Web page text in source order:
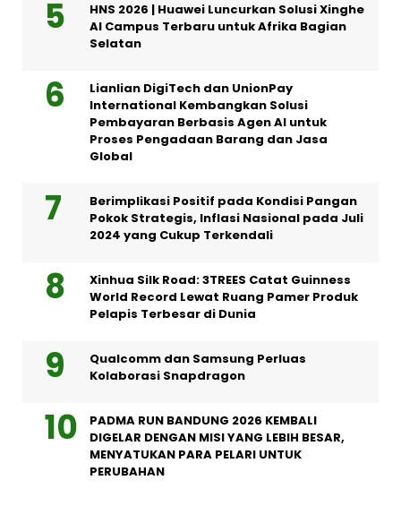
HNS 2026 | Huawei Luncurkan Solusi Xinghe
AI Campus Terbaru untuk Afrika Bagian
Selatan
Lianlian DigiTech dan UnionPay
International Kembangkan Solusi
Pembayaran Berbasis Agen AI untuk
Proses Pengadaan Barang dan Jasa
Global
Berimplikasi Positif pada Kondisi Pangan
Pokok Strategis, Inflasi Nasional pada Juli
2024 yang Cukup Terkendali
Xinhua Silk Road: 3TREES Catat Guinness
World Record Lewat Ruang Pamer Produk
Pelapis Terbesar di Dunia
Qualcomm dan Samsung Perluas
Kolaborasi Snapdragon
PADMA RUN BANDUNG 2026 KEMBALI
DIGELAR DENGAN MISI YANG LEBIH BESAR,
MENYATUKAN PARA PELARI UNTUK
PERUBAHAN